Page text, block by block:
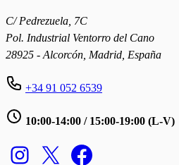
C/ Pedrezuela, 7C
Pol. Industrial Ventorro del Cano
28925 - Alcorcón, Madrid, España
+34 91 052 6539
10:00-14:00 / 15:00-19:00 (L-V)